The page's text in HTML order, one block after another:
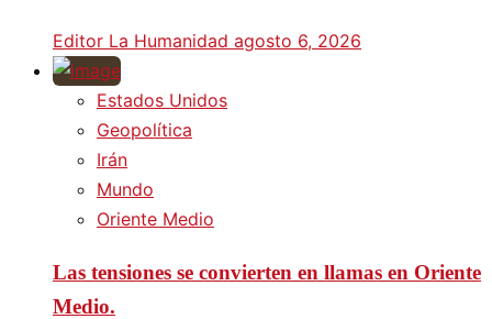
Editor La Humanidad agosto 6, 2026
Estados Unidos
Geopolítica
Irán
Mundo
Oriente Medio
Las tensiones se convierten en llamas en Oriente
Medio.